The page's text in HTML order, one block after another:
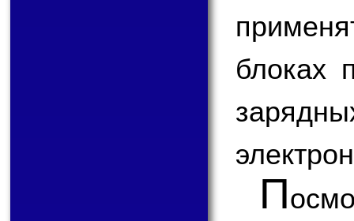
блоках
П